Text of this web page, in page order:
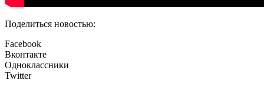
Поделиться новостью:
Facebook
Вконтакте
Одноклассники
Twitter